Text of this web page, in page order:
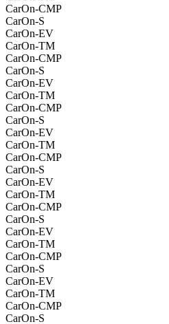
CarOn-CMP
CarOn-S
CarOn-EV
CarOn-TM
CarOn-CMP
CarOn-S
CarOn-EV
CarOn-TM
CarOn-CMP
CarOn-S
CarOn-EV
CarOn-TM
CarOn-CMP
CarOn-S
CarOn-EV
CarOn-TM
CarOn-CMP
CarOn-S
CarOn-EV
CarOn-TM
CarOn-CMP
CarOn-S
CarOn-EV
CarOn-TM
CarOn-CMP
CarOn-S